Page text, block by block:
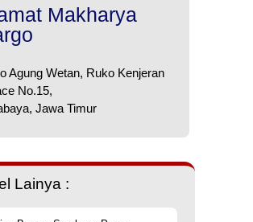
Makharya
Agung Wetan, Ruko Kenjeran
No.15,
Jawa Timur
Lainya :